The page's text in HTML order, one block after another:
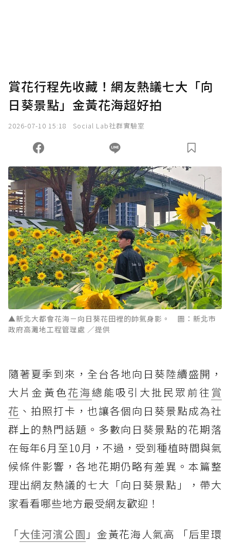
賞花行程先收藏！網友熱議七大「向
日葵景點」金黃花海超好拍
2026-07-10 15:18 Social Lab社群實驗室
▲新北大都會花海－向日葵花田裡的帥氣身影。 圖：新北市
政府高灘地工程管理處 ／提供
隨著夏季到來，全台各地向日葵陸續盛開，
大片金黃色花海總能吸引大批民眾前往 賞
花 、拍照打卡，也讓各個向日葵景點成為社
群上的熱門話題。多數向日葵景點的花期落
在每年6月至10月，不過，受到種植時間與氣
候條件影響，各地花期仍略有差異。本篇整
理出網友熱議的七大「向日葵景點」，帶大
家看看哪些地方最受網友歡迎！
「大佳河濱公園 」金黃花海人氣高 「后里環